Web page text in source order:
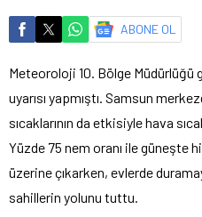
ABONE OL
Meteoroloji 10. Bölge Müdürlüğü
uyarısı yapmıştı. Samsun
sıcaklarının da etkisiyle hava
Yüzde 75 nem oranı ile güneşte
üzerine çıkarken, evlerde
sahillerin yolunu tuttu.